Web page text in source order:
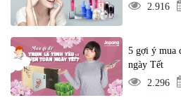
2.916
5 gợi ý mua
ngày Tết
2.296